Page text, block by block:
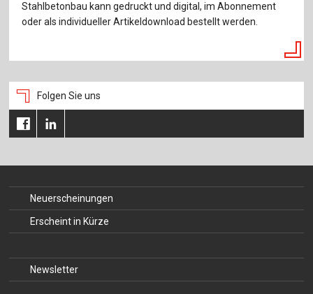
Stahlbetonbau kann gedruckt und digital, im Abonnement
oder als individueller Artikeldownload bestellt werden.
Folgen Sie uns
Neuerscheinungen
Erscheint in Kürze
Newsletter